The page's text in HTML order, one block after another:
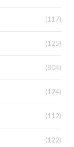
(117)
(125)
(804)
(124)
(112)
(122)